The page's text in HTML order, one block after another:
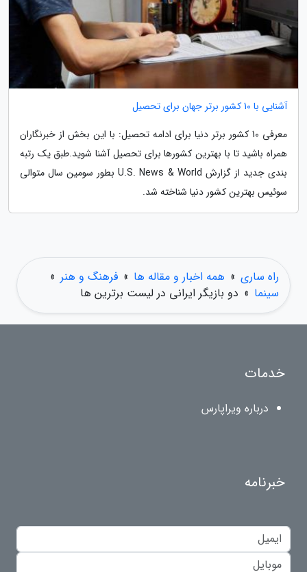
آشنایی با 10 کشور برتر جهان برای تحصیل
معرفی 10 کشور برتر دنیا برای ادامه تحصیل: با این بخش از خبرنگاران
همراه باشید تا با بهترین کشورها برای تحصیل آشنا شوید.طبق یک رتبه
بندی جدید از گزارش U.S. News & World بطور سومین سال متوالی
سوئیس بهترین کشور دنیا شناخته شد.
راه ساری » همه اخبار و مقاله ها » فرهنگ و هنر »
سینما » دو بازیگر ایرانی در لیست برترین ها
خدمات
درباره ویراپارس
خبرنامه